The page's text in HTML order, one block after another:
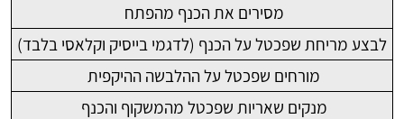
מסירים את הכנף מהפתח
לבצע מריחת שפכטל על הכנף (לדגמי בייסיק וקלאסי בלבד)
מורחים שפכטל על ההלבשה ההיקפית
מנקים שאריות שפכטל מהמשקוף והכנף